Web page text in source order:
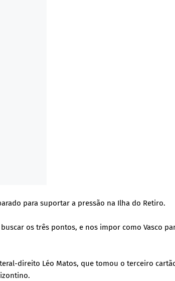
para suportar a pressão na Ilha do Retiro.
os três pontos, e nos impor como Vasco
direito Léo Matos, que tomou o terceiro